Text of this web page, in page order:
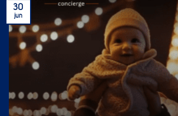
30
jun